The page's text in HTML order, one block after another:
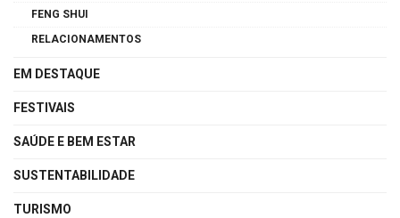
FENG SHUI
RELACIONAMENTOS
EM DESTAQUE
FESTIVAIS
SAÚDE E BEM ESTAR
SUSTENTABILIDADE
TURISMO